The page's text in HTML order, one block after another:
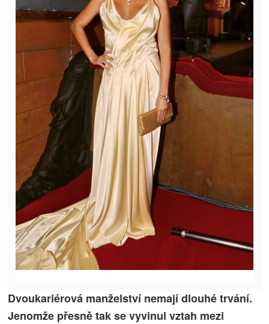
Dvoukariérová manželství nemají dlouhé trvání.
Jenomže přesně tak se vyvinul vztah mezi